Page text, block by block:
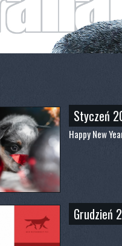
Styczeń
Happy New
Grudzień